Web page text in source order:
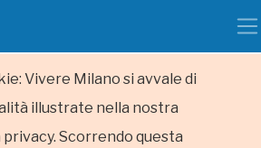
Vivere Milano si avvale di
illustrate nella nostra
Scorrendo questa